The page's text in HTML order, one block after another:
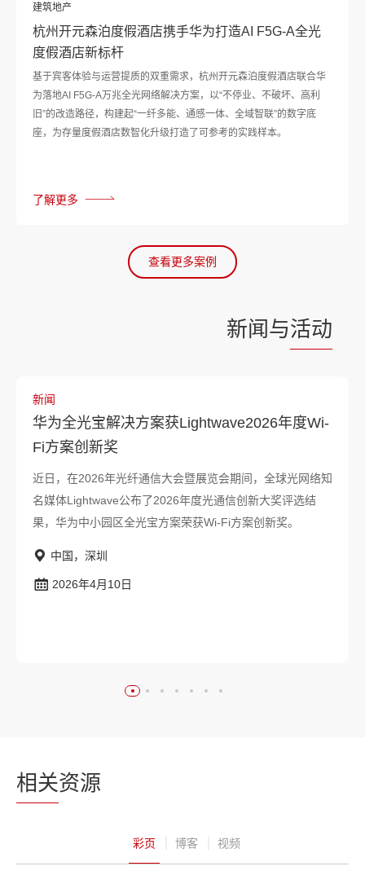
建筑地产
杭州开元森泊度假酒店携手华为打造AI F5G-A全光
度假酒店新标杆
基于宾客体验与运营提质的双重需求，杭州开元森泊度假酒店联合华
为落地AI F5G-A万兆全光网络解决方案，以“不停业、不破坏、高利
旧”的改造路径，构建起“一纤多能、通感一体、全域智联”的数字底
座，为存量度假酒店数智化升级打造了可参考的实践样本。
了解更多
查看更多案例
新闻与活动
新闻
华为全光宝解决方案获Lightwave2026年度Wi-
Fi方案创新奖
近日，在2026年光纤通信大会暨展览会期间，全球光网络知
名媒体Lightwave公布了2026年度光通信创新大奖评选结
果，华为中小园区全光宝方案荣获Wi-Fi方案创新奖。
中国，深圳
2026年4月10日
相关资源
彩页 博客 视频